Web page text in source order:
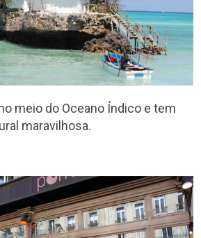
meio do Oceano Índico e tem
maravilhosa.